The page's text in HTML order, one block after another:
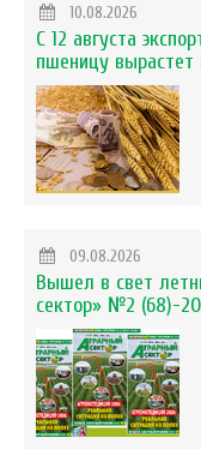
10.08.2026
С 12 августа
пшеницу вырастет
09.08.2026
Вышел в свет
сектор» №2 (68)-